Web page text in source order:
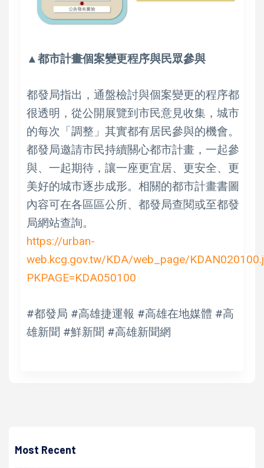
▲都市計畫個案變更程序與民眾參與
都發局指出，通盤檢討與個案變更的程序都
很透明，從公開展覽到市民意見收集，城市
的每次「調整」其實都有居民參與的機會。
都發局邀請市民持續關心都市計畫，一起參
與、一起期待，讓一座更宜居、更安全、更
美好的城市逐步成形。相關的都市計畫書圖
內容可在各區區公所、都發局查閱或至都發
局網站查詢。
https://urban-
web.kcg.gov.tw/KDA/web_page/
PKPAGE=KDA050100
#都發局 #高雄捷運報 #高雄在地媒體 #高
雄新聞 #鮮新聞 #高雄新聞網
Most Recent
50K